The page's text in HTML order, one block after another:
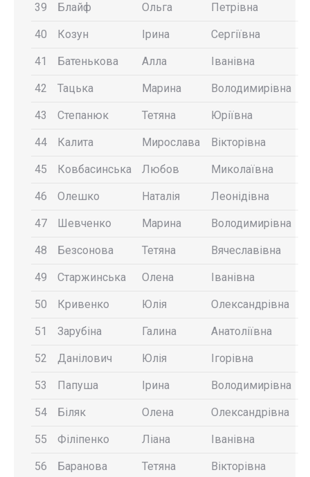
39 Блайф Ольга Петрівна
40 Козун Ірина Сергіївна
41 Батенькова Алла Іванівна
42 Тацька Марина Володимирівна
43 Степанюк Тетяна Юріївна
44 Калита Мирослава Вікторівна
45 Ковбасинська Любов Миколаївна
46 Олешко Наталія Леонідівна
47 Шевченко Марина Володимирівна
48 Безсонова Тетяна Вячеславівна
49 Старжинська Олена Іванівна
50 Кривенко Юлія Олександрівна
51 Зарубіна Галина Анатоліївна
52 Данілович Юлія Ігорівна
53 Папуша Ірина Володимирівна
54 Біляк Олена Олександрівна
55 Філіпенко Ліана Іванівна
56 Баранова Тетяна Вікторівна